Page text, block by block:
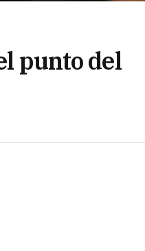
punto del